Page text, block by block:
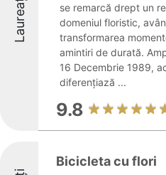
Laureați
se remarcă drept un
domeniul floristic,
transformarea
amintiri de durată.
16 Decembrie 1989,
diferențiază ...
9.8
Bicicleta cu flori